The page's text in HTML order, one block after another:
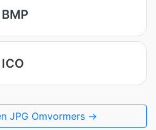
JPG Omvormers →